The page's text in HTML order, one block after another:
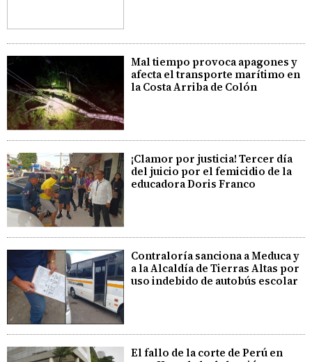
Mal tiempo provoca apagones y
afecta el transporte marítimo en
la Costa Arriba de Colón
¡Clamor por justicia! Tercer día
del juicio por el femicidio de la
educadora Doris Franco
Contraloría sanciona a Meduca y
a la Alcaldía de Tierras Altas por
uso indebido de autobús escolar
El fallo de la corte de Perú en